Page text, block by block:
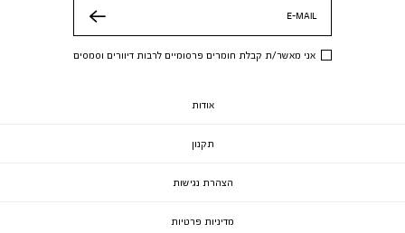
E-MAIL
אני מאשר/ת קבלת חומרים פרסומיים לרבות דיוורים וסמסים
אודות
תקנון
הצהרת נגישות
מדיניות פרטיות